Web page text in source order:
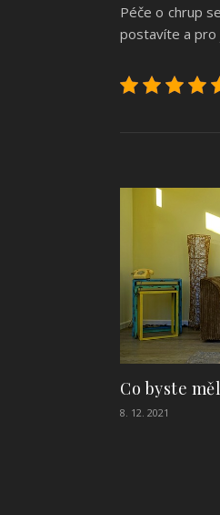
Péče o chrup
postavíte a pro
Co byste
8. 12. 2021